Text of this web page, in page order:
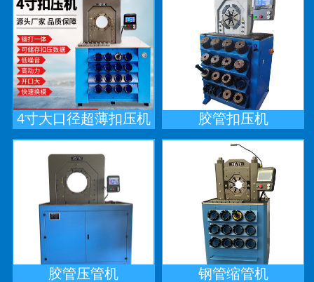
4寸大口径超薄扣压机 胶管扣压机
胶管压管机 钢管缩管机